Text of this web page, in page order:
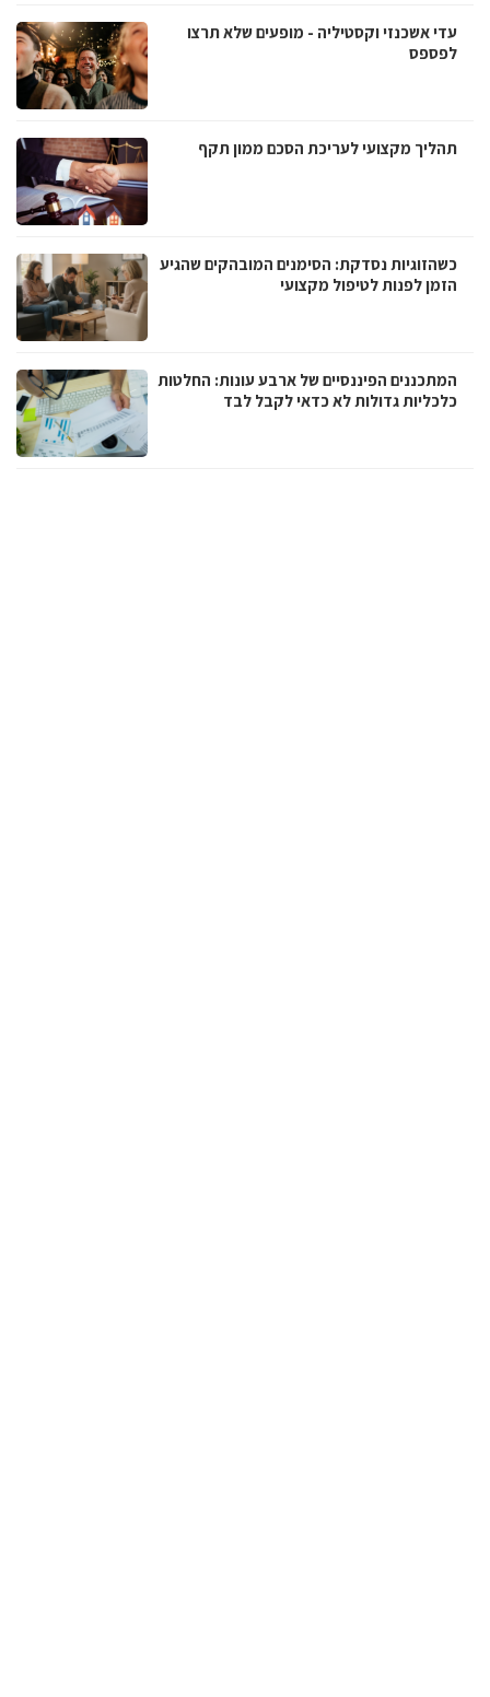
עדי אשכנזי וקסטיליה - מופעים שלא תרצו
לפספס
תהליך מקצועי לעריכת הסכם ממון תקף
כשהזוגיות נסדקת: הסימנים המובהקים שהגיע
הזמן לפנות לטיפול מקצועי
המתכננים הפיננסיים של ארבע עונות: החלטות
כלכליות גדולות לא כדאי לקבל לבד